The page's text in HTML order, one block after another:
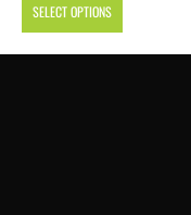
SELECT OPTIONS